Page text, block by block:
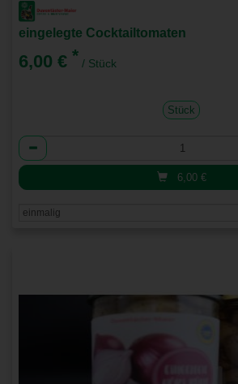
eingelegte Cocktailtomaten
6,00 € * / Stück
Stück
Anzahl
6,00 €